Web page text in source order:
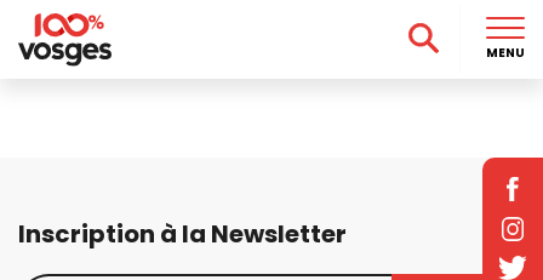
Inscription à la Newsletter
MENU